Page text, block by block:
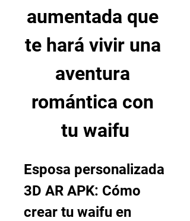
aumentada que
te hará vivir una
aventura
romántica con
tu waifu
Esposa personalizada
3D AR APK: Cómo
crear tu waifu en